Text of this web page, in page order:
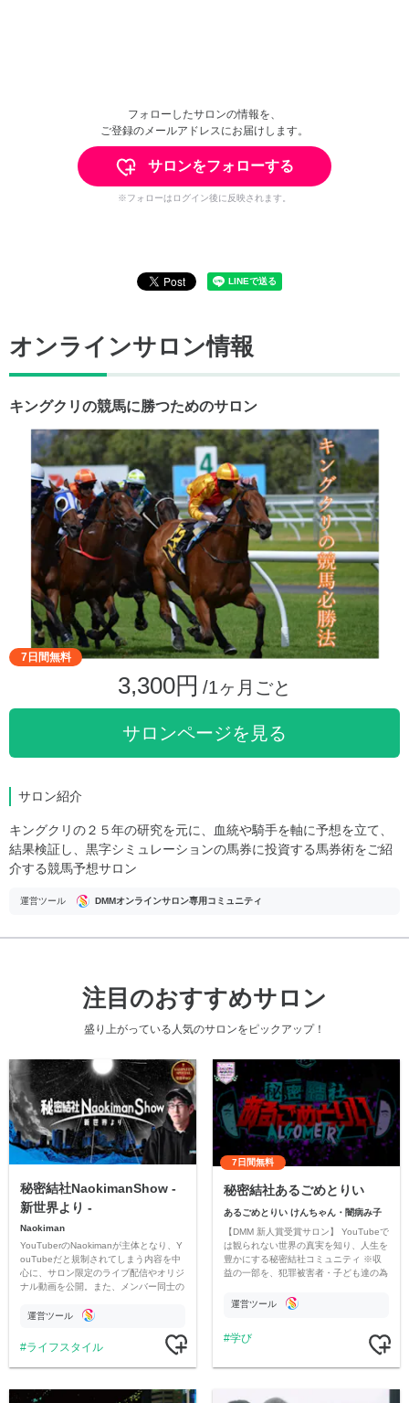
フォローしたサロンの情報を、
ご登録のメールアドレスにお届けします。
サロンをフォローする
※フォローはログイン後に反映されます。
オンラインサロン情報
キングクリの競馬に勝つためのサロン
7日間無料
3,300円 /1ヶ月ごと
サロンページを見る
サロン紹介
キングクリの２５年の研究を元に、血統や騎手を軸に予想を立て、
結果検証し、黒字シミュレーションの馬券に投資する馬券術をご紹
介する競馬予想サロン
運営ツール DMMオンラインサロン専用コミュニティ
注目のおすすめサロン
盛り上がっている人気のサロンをピックアップ！
秘密結社NaokimanShow -
新世界より -
Naokiman
YouTuberのNaokimanが主体となり、Y
ouTubeだと規制されてしまう内容を中
心に、サロン限定のライブ配信やオリジ
ナル動画を公開。また、メンバー同士の
ただいています。
運営ツール
ライフスタイル
7日間無料
秘密結社あるごめとりい
あるごめとりい けんちゃん・闇病み子
【DMM 新人賞受賞サロン】 YouTubeで
は観られない世界の真実を知り、人生を
豊かにする秘密結社コミュニティ ※収
益の一部を、犯罪被害者・子ども達の為
す運営ツール
学び